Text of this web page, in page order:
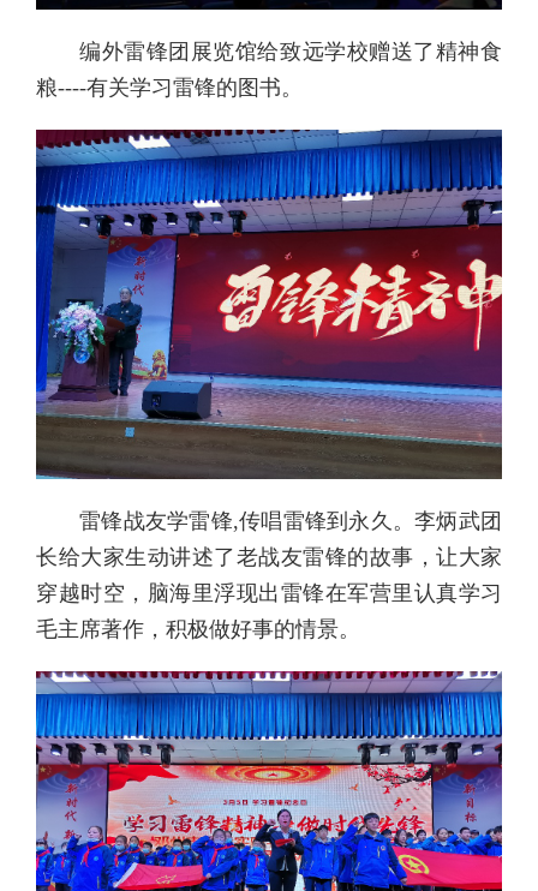
编外雷锋团展览馆给致远学校赠送了精神食
粮----有关学习雷锋的图书。
雷锋战友学雷锋,传唱雷锋到永久。李炳武团
长给大家生动讲述了老战友雷锋的故事，让大家
穿越时空，脑海里浮现出雷锋在军营里认真学习
毛主席著作，积极做好事的情景。